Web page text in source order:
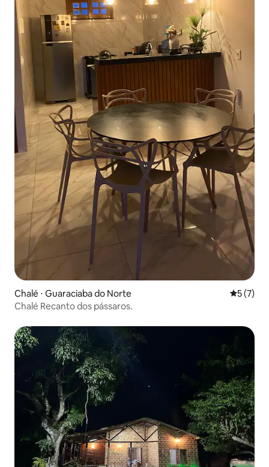
Chalé ⋅ Guaraciaba do Norte 5 de
5 (7)
Chalé Recanto dos pássaros.